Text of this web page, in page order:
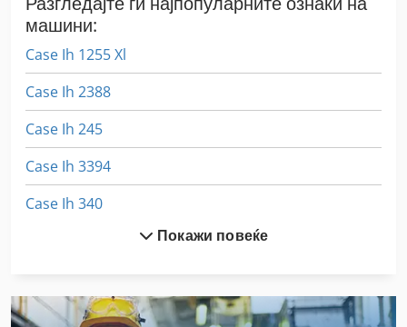
машини:
Case Ih 1255 Xl
Case Ih 2388
Case Ih 245
Case Ih 3394
Case Ih 340
Case Ih 745 Xl
Покажи повеќе